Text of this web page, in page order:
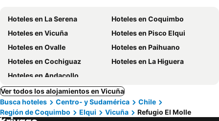
Hoteles en La Serena
Hoteles en Coquimbo
Hoteles en Vicuña
Hoteles en Pisco Elqui
Hoteles en Ovalle
Hoteles en Paihuano
Hoteles en Cochiguaz
Hoteles en La Higuera
Hoteles en Andacollo
Ver todos los alojamientos en Vicuña
Busca hoteles
Centro- y Sudamérica
Chile
Región de Coquimbo
Elqui Vicuña Refugio El Molle